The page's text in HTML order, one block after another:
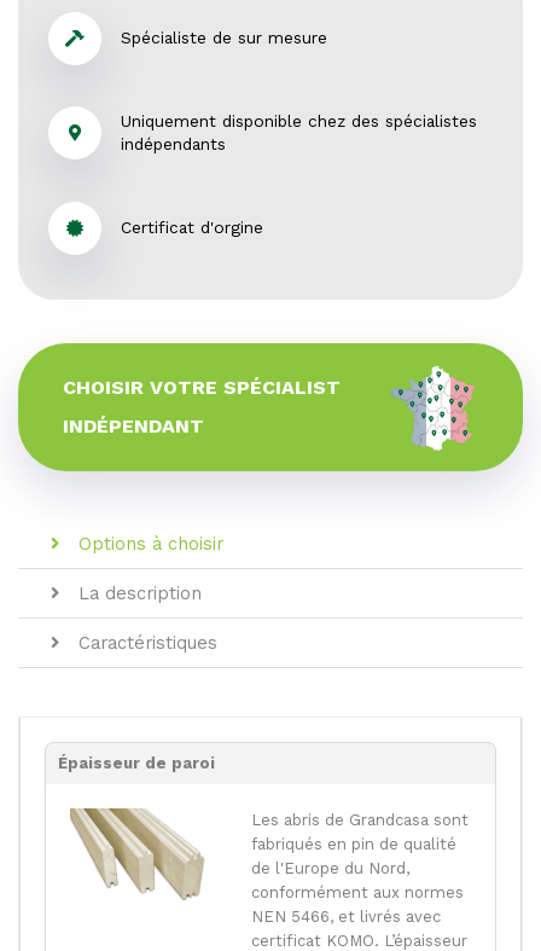
Spécialiste de sur mesure
Uniquement disponible chez des spécialistes
indépendants
Certificat d'orgine
CHOISIR VOTRE SPÉCIALIST
INDÉPENDANT
Options à choisir
La description
Caractéristiques
Épaisseur de paroi
Les abris de Grandcasa sont
fabriqués en pin de qualité
de l'Europe du Nord,
conformément aux normes
NEN 5466, et livrés avec
certificat KOMO. L’épaisseur